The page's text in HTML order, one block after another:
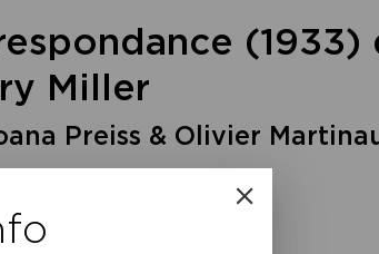
(1933)
Miller
Preiss & Olivier